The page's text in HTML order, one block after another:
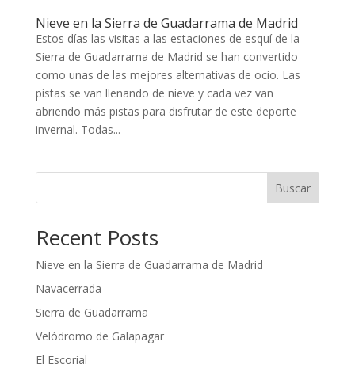
Nieve en la Sierra de Guadarrama de Madrid
Estos días las visitas a las estaciones de esquí de la
Sierra de Guadarrama de Madrid se han convertido
como unas de las mejores alternativas de ocio. Las
pistas se van llenando de nieve y cada vez van
abriendo más pistas para disfrutar de este deporte
invernal. Todas...
Buscar
Recent Posts
Nieve en la Sierra de Guadarrama de Madrid
Navacerrada
Sierra de Guadarrama
Velódromo de Galapagar
El Escorial